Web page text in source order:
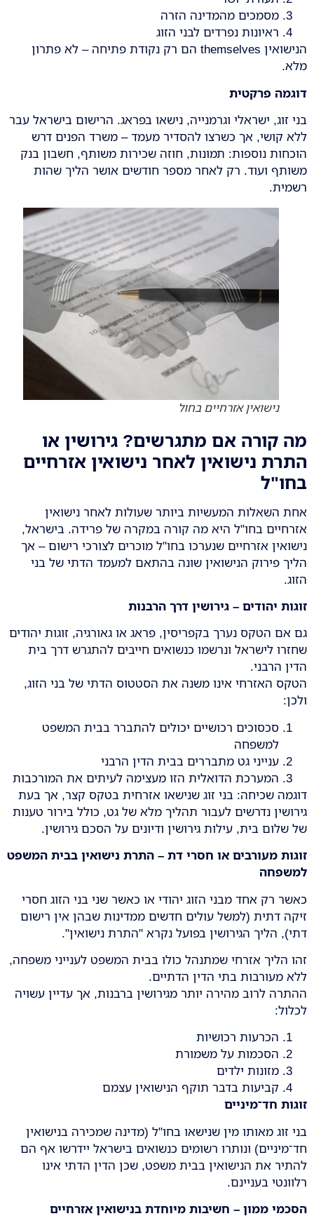
מסמכים מהמדינה הזרה
ראיונות נפרדים לבני הזוג
הנישואין themselves הם רק נקודת פתיחה – לא פתרון
מלא.
דוגמה פרקטית
בני זוג, ישראלי וגרמנייה, נישאו בפראג. הרישום בישראל עבר
ללא קושי, אך כשרצו להסדיר מעמד – משרד הפנים דרש
הוכחות נוספות: תמונות, חוזה שכירות משותף, חשבון בנק
משותף ועוד. רק לאחר מספר חודשים אושר הליך שהות
רשמית.
נישואין אזרחיים בחול
מה קורה אם מתגרשים? גירושין או
התרת נישואין לאחר נישואין אזרחיים
בחו"ל
אחת השאלות המעשיות ביותר שעולות לאחר נישואין
אזרחיים בחו"ל היא מה קורה במקרה של פרידה. בישראל,
נישואין אזרחיים שנערכו בחו"ל מוכרים לצורכי רישום – אך
הליך פירוק הנישואין שונה בהתאם למעמד הדתי של בני
הזוג.
זוגות יהודים – גירושין דרך הרבנות
גם אם הטקס נערך בקפריסין, פראג או גאורגיה, זוגות יהודים
שחזרו לישראל ונרשמו כנשואים חייבים להתגרש דרך בית
הדין הרבני.
הטקס האזרחי אינו משנה את הסטטוס הדתי של בני הזוג,
ולכן:
סכסוכים רכושיים יכולים להתברר בבית המשפט
למשפחה
ענייני גט מתבררים בבית הדין הרבני
המערכת הדואלית הזו מעצימה לעיתים את המורכבות
דוגמה שכיחה: בני זוג שנישאו אזרחית בטקס קצר, אך בעת
גירושין נדרשים לעבור תהליך מלא של גט, כולל בירור טענות
של שלום בית, עילות גירושין ודיונים על הסכם גירושין.
זוגות מעורבים או חסרי דת – התרת נישואין בבית המשפט
למשפחה
כאשר רק אחד מבני הזוג יהודי או כאשר שני בני הזוג חסרי
זיקה דתית (למשל עולים חדשים ממדינות שבהן אין רישום
דתי), הליך הגירושין בפועל נקרא "התרת נישואין".
זהו הליך אזרחי שמתנהל כולו בבית המשפט לענייני משפחה,
ללא מעורבות בתי הדין הדתיים.
ההתרה לרוב מהירה יותר מגירושין ברבנות, אך עדיין עשויה
לכלול:
הכרעות רכושיות
הסכמות על משמורת
מזונות ילדים
קביעות בדבר תוקף הנישואין עצמם
זוגות חד־מיניים
בני זוג מאותו מין שנישאו בחו"ל (מדינה שמכירה בנישואין
חד־מיניים) ונותרו רשומים כנשואים בישראל יידרשו אף הם
להתיר את הנישואין בבית משפט, שכן הדין הדתי אינו
רלוונטי בעניינם.
הסכמי ממון – חשיבות מיוחדת בנישואין אזרחיים